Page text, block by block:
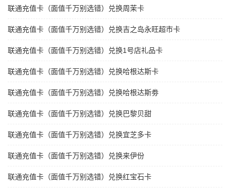
联通充值卡（面值千万别选错）兑换周茉卡
联通充值卡（面值千万别选错）兑换吉之岛永旺超市卡
联通充值卡（面值千万别选错）兑换1号店礼品卡
联通充值卡（面值千万别选错）兑换哈根达斯卡
联通充值卡（面值千万别选错）兑换哈根达斯劵
联通充值卡（面值千万别选错）兑换巴黎贝甜
联通充值卡（面值千万别选错）兑换宜芝多卡
联通充值卡（面值千万别选错）兑换来伊份
联通充值卡（面值千万别选错）兑换红宝石卡